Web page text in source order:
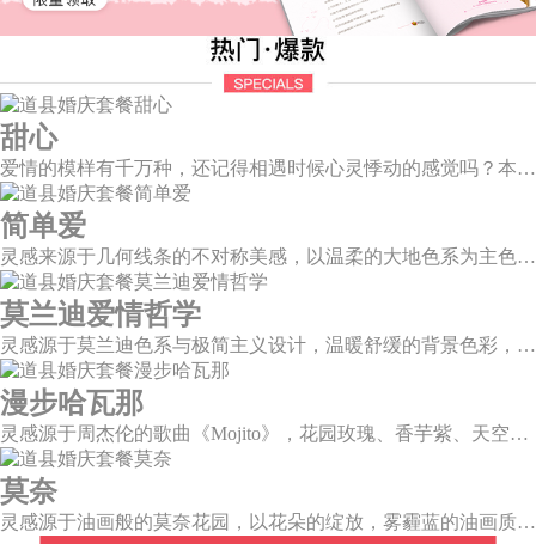
甜心
爱情的模样有千万种，还记得相遇时候心灵悸动的感觉吗？本场婚礼以恋人第一次的心动作为灵感设计，独家定制的爱心装置穿插在整场婚礼中，带给你初见时的心动美好。
简单爱
灵感来源于几何线条的不对称美感，以温柔的大地色系为主色调，空间上，利用几何线条进行完美切割，配以柔和色系的花艺点缀，构造了一个温馨柔和、清新复古的空间。
莫兰迪爱情哲学
灵感源于莫兰迪色系与极简主义设计，温暖舒缓的背景色彩，搭配色彩妍丽的花艺，与现代简约的曲面背景，构筑一个温柔宁静、格调高雅的空间。
漫步哈瓦那
灵感源于周杰伦的歌曲《Mojito》，花园玫瑰、香芋紫、天空蓝等色彩碰撞出的热带风情，在多层次空间下大方异域光彩。因为遇见了爱情，整个世界都变得五彩斑斓。
莫奈
灵感源于油画般的莫奈花园，以花朵的绽放，雾霾蓝的油画质感打造，簇拥着花房的精美花艺点缀。在这幽静美好的方寸之地，浪漫正在生长和蔓延，直至永恒。